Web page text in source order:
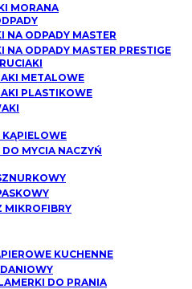
MORANA
NA ODPADY MASTER
NA ODPADY MASTER PRESTIGE
METALOWE
PLASTIKOWE
KĄPIELOWE
DO MYCIA NACZYŃ
MIKROFIBRY
KUCHENNE
DO PRANIA